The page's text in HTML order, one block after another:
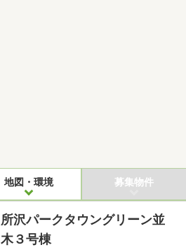
地図・環境 募集物件
所沢パークタウングリーン並
木３号棟